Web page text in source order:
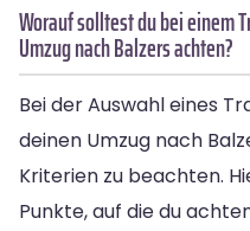
Worauf solltest du bei einem
Umzug nach Balzers achten?
Bei der Auswahl eines
deinen Umzug nach
Kriterien zu beachten.
Punkte, auf die du